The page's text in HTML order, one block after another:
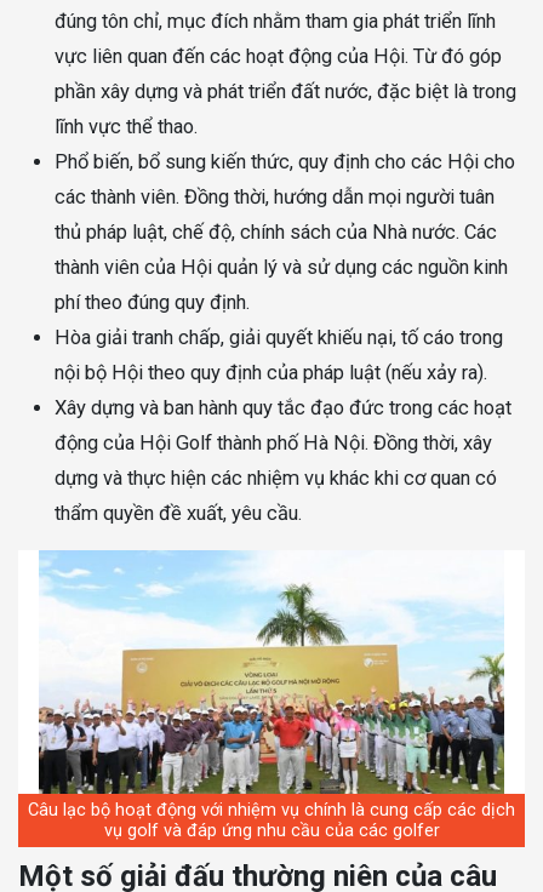
đúng tôn chỉ, mục đích nhằm tham gia phát triển lĩnh
vực liên quan đến các hoạt động của Hội. Từ đó góp
phần xây dựng và phát triển đất nước, đặc biệt là trong
lĩnh vực thể thao.
Phổ biến, bổ sung kiến thức, quy định cho các Hội cho
các thành viên. Đồng thời, hướng dẫn mọi người tuân
thủ pháp luật, chế độ, chính sách của Nhà nước. Các
thành viên của Hội quản lý và sử dụng các nguồn kinh
phí theo đúng quy định.
Hòa giải tranh chấp, giải quyết khiếu nại, tố cáo trong
nội bộ Hội theo quy định của pháp luật (nếu xảy ra).
Xây dựng và ban hành quy tắc đạo đức trong các hoạt
động của Hội Golf thành phố Hà Nội. Đồng thời, xây
dựng và thực hiện các nhiệm vụ khác khi cơ quan có
thẩm quyền đề xuất, yêu cầu.
Câu lạc bộ hoạt động với nhiệm vụ chính là cung cấp các dịch
vụ golf và đáp ứng nhu cầu của các golfer
Một số giải đấu thường niên của câu